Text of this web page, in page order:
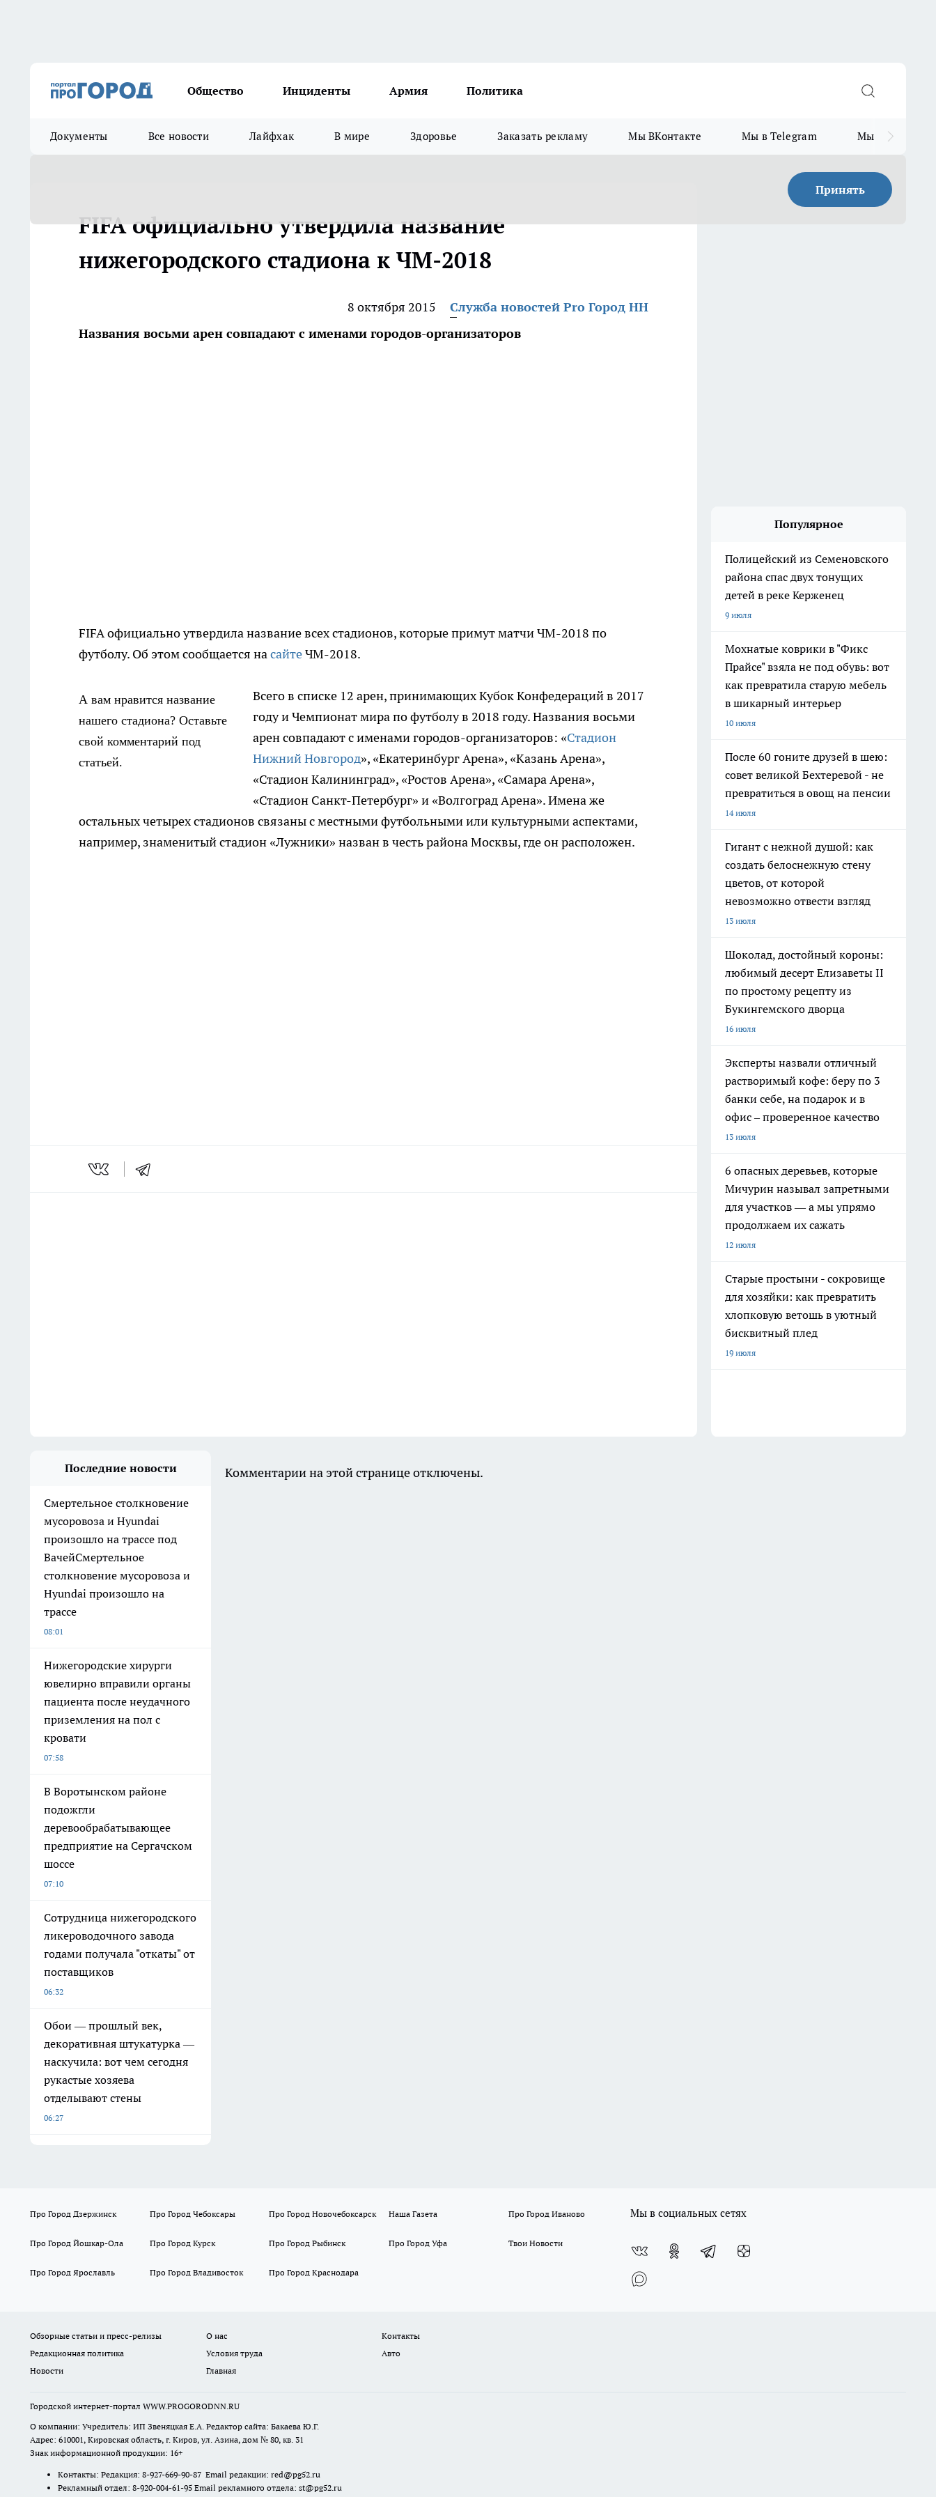
Общество Инциденты Армия Политика
Документы Все новости Лайфхак В мире Здоровье Заказать рекламу Мы ВКонтакте Мы в Telegram Мы в MAX
Принять
FIFA официально утвердила название
нижегородского стадиона к ЧМ-2018
8 октября 2015
Служба новостей Pro Город НН
Названия восьми арен совпадают с именами городов-организаторов
FIFA официально утвердила название всех стадионов, которые примут матчи ЧМ-2018 по
футболу. Об этом сообщается насайтеЧМ-2018.
А вам нравится название
нашего стадиона? Оставьте
свой комментарий под
статьей.
Всего в списке 12 арен, принимающих Кубок Конфедераций в 2017
году и Чемпионат мира по футболу в 2018 году. Названия восьми
арен совпадают с именами городов-организаторов: «Стадион
Нижний Новгород», «Екатеринбург Арена», «Казань Арена»,
«Стадион Калининград», «Ростов Арена», «Самара Арена»,
«Стадион Санкт-Петербург» и «Волгоград Арена». Имена же
остальных четырех стадионов связаны с местными футбольными или культурными аспектами,
например, знаменитый стадион «Лужники» назван в честь района Москвы, где он расположен.
Популярное
Полицейский из Семеновского
района спас двух тонущих
детей в реке Керженец
9 июля
Мохнатые коврики в "Фикс
Прайсе" взяла не под обувь: вот
как превратила старую мебель
в шикарный интерьер
10 июля
После 60 гоните друзей в шею:
совет великой Бехтеревой - не
превратиться в овощ на пенсии
14 июля
Гигант с нежной душой: как
создать белоснежную стену
цветов, от которой
невозможно отвести взгляд
13 июля
Шоколад, достойный короны:
любимый десерт Елизаветы II
по простому рецепту из
Букингемского дворца
16 июля
Эксперты назвали отличный
растворимый кофе: беру по 3
банки себе, на подарок и в
офис – проверенное качество
13 июля
6 опасных деревьев, которые
Мичурин называл запретными
для участков — а мы упрямо
продолжаем их сажать
12 июля
Старые простыни - сокровище
для хозяйки: как превратить
хлопковую ветошь в уютный
бисквитный плед
19 июля
Последние новости
Смертельное столкновение
мусоровоза и Hyundai
произошло на трассе под
ВачейСмертельное
столкновение мусоровоза и
Hyundai произошло на
трассе
08:01
Нижегородские хирурги
ювелирно вправили органы
пациента после неудачного
приземления на пол с
кровати
07:58
В Воротынском районе
подожгли
деревообрабатывающее
предприятие на Сергачском
шоссе
07:10
Сотрудница нижегородского
ликероводочного завода
годами получала "откаты" от
поставщиков
06:32
Обои — прошлый век,
декоративная штукатурка —
наскучила: вот чем сегодня
рукастые хозяева
отделывают стены
06:27
Комментарии на этой странице отключены.
Про Город Дзержинск Про Город Чебоксары Про Город Новочебоксарск Наша Газета Про Город Иваново
Про Город Йошкар-Ола Про Город Курск Про Город Рыбинск Про Город Уфа Твои Новости
Про Город Ярославль Про Город Владивосток Про Город Краснодара
Мы в социальных сетях
Обзорные статьи и пресс-релизы О нас
Контакты
Редакционная политика
Условия труда
Авто
Новости
Главная
Городской интернет-портал WWW.PROGORODNN.RU
О компании: Учредитель: ИП Звеняцкая Е.А. Редактор сайта: Бакаева Ю.Г.
Адрес: 610001, Кировская область, г. Киров, ул. Азина, дом № 80, кв. 31
Знак информационной продукции: 16+
Контакты: Редакция: 8-927-669-90-87 Email редакции: red@pg52.ru
Рекламный отдел: 8-920-004-61-95 Email рекламного отдела: st@pg52.ru